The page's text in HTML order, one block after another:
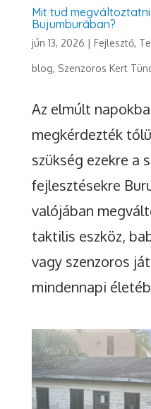
Mit tud
Bujumburában?
jún 13, 2026 | Fejlesztő,
blog, Szenzoros Kert
Az elmúlt
megkérdezték
szükség ezekre a
fejlesztésekre
valójában
taktilis eszköz,
vagy szenzoros
mindennapi